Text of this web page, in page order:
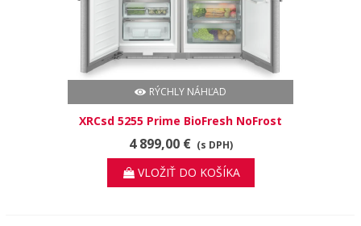
RÝCHLY NÁHĽAD
XRCsd 5255 Prime BioFresh NoFrost
4 899,00 € (s DPH)
VLOŽIŤ DO KOŠÍKA